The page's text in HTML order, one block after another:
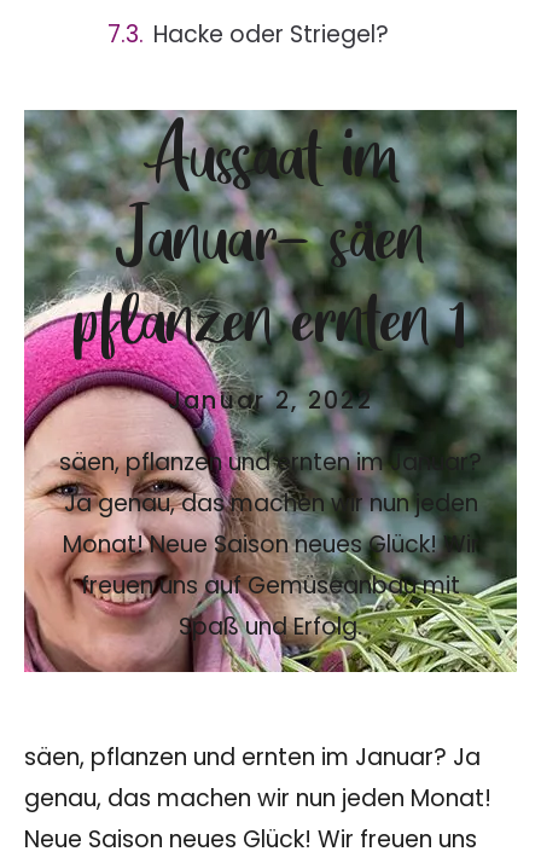
Aussaat im
Januar- säen
pflanzen ernten 1
Januar 2, 2022
säen, pflanzen und ernten im Januar?
Ja genau, das machen wir nun jeden
Monat! Neue Saison neues Glück! Wir
freuen uns auf Gemüseanbau mit
Spaß und Erfolg.
Hacke oder Striegel?
säen, pflanzen und ernten im Januar? Ja
genau, das machen wir nun jeden Monat!
Neue Saison neues Glück! Wir freuen uns